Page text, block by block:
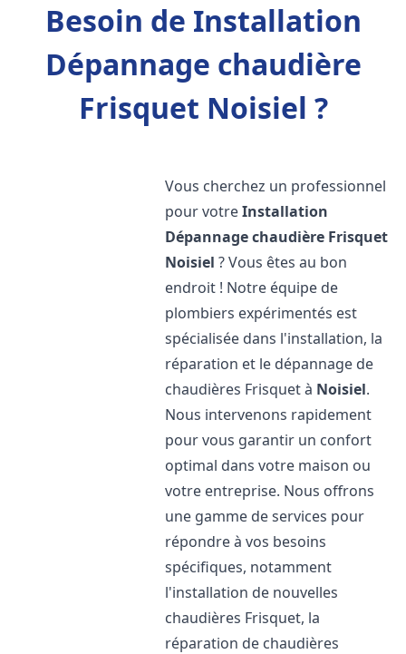
Besoin de Installation
Dépannage chaudière
Frisquet Noisiel ?
Vous cherchez un professionnel
pour votreInstallation
Dépannage chaudière Frisquet
Noisiel ? Vous êtes au bon
endroit ! Notre équipe de
plombiers expérimentés est
spécialisée dans l'installation, la
réparation et le dépannage de
chaudières Frisquet à Noisiel.
Nous intervenons rapidement
pour vous garantir un confort
optimal dans votre maison ou
votre entreprise. Nous offrons
une gamme de services pour
répondre à vos besoins
spécifiques, notamment
l'installation de nouvelles
chaudières Frisquet, la
réparation de chaudières